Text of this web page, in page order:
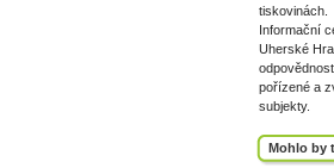
tiskovinách.
Informační
Uherské
pořízené a
subjekty.
Mohlo by